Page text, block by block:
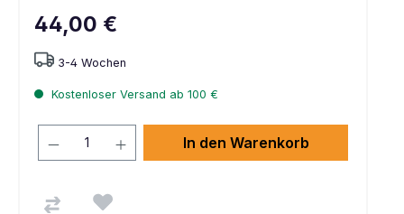
44,00 €
3-4 Wochen
Kostenloser Versand ab 100 €
In den Warenkorb